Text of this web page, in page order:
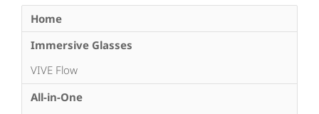
Home
Immersive Glasses
VIVE Flow
All-in-One